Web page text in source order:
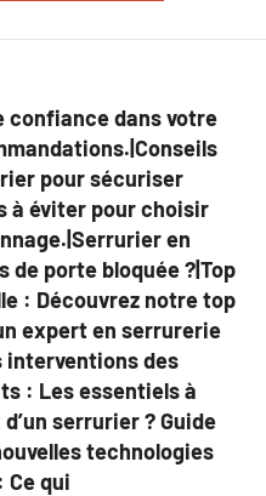
confiance dans votre
pour sécuriser
à éviter pour choisir
en
de porte bloquée ?|Top
: Découvrez notre top
expert en serrurerie
interventions des
: Les essentiels à
serrurier ? Guide
technologies
qui